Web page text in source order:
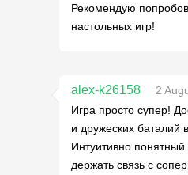
Рекомендую
настольных игр!
alex-k26158
2
Игра просто супер!
и дружеских баталий
Интуитивно
держать связь с